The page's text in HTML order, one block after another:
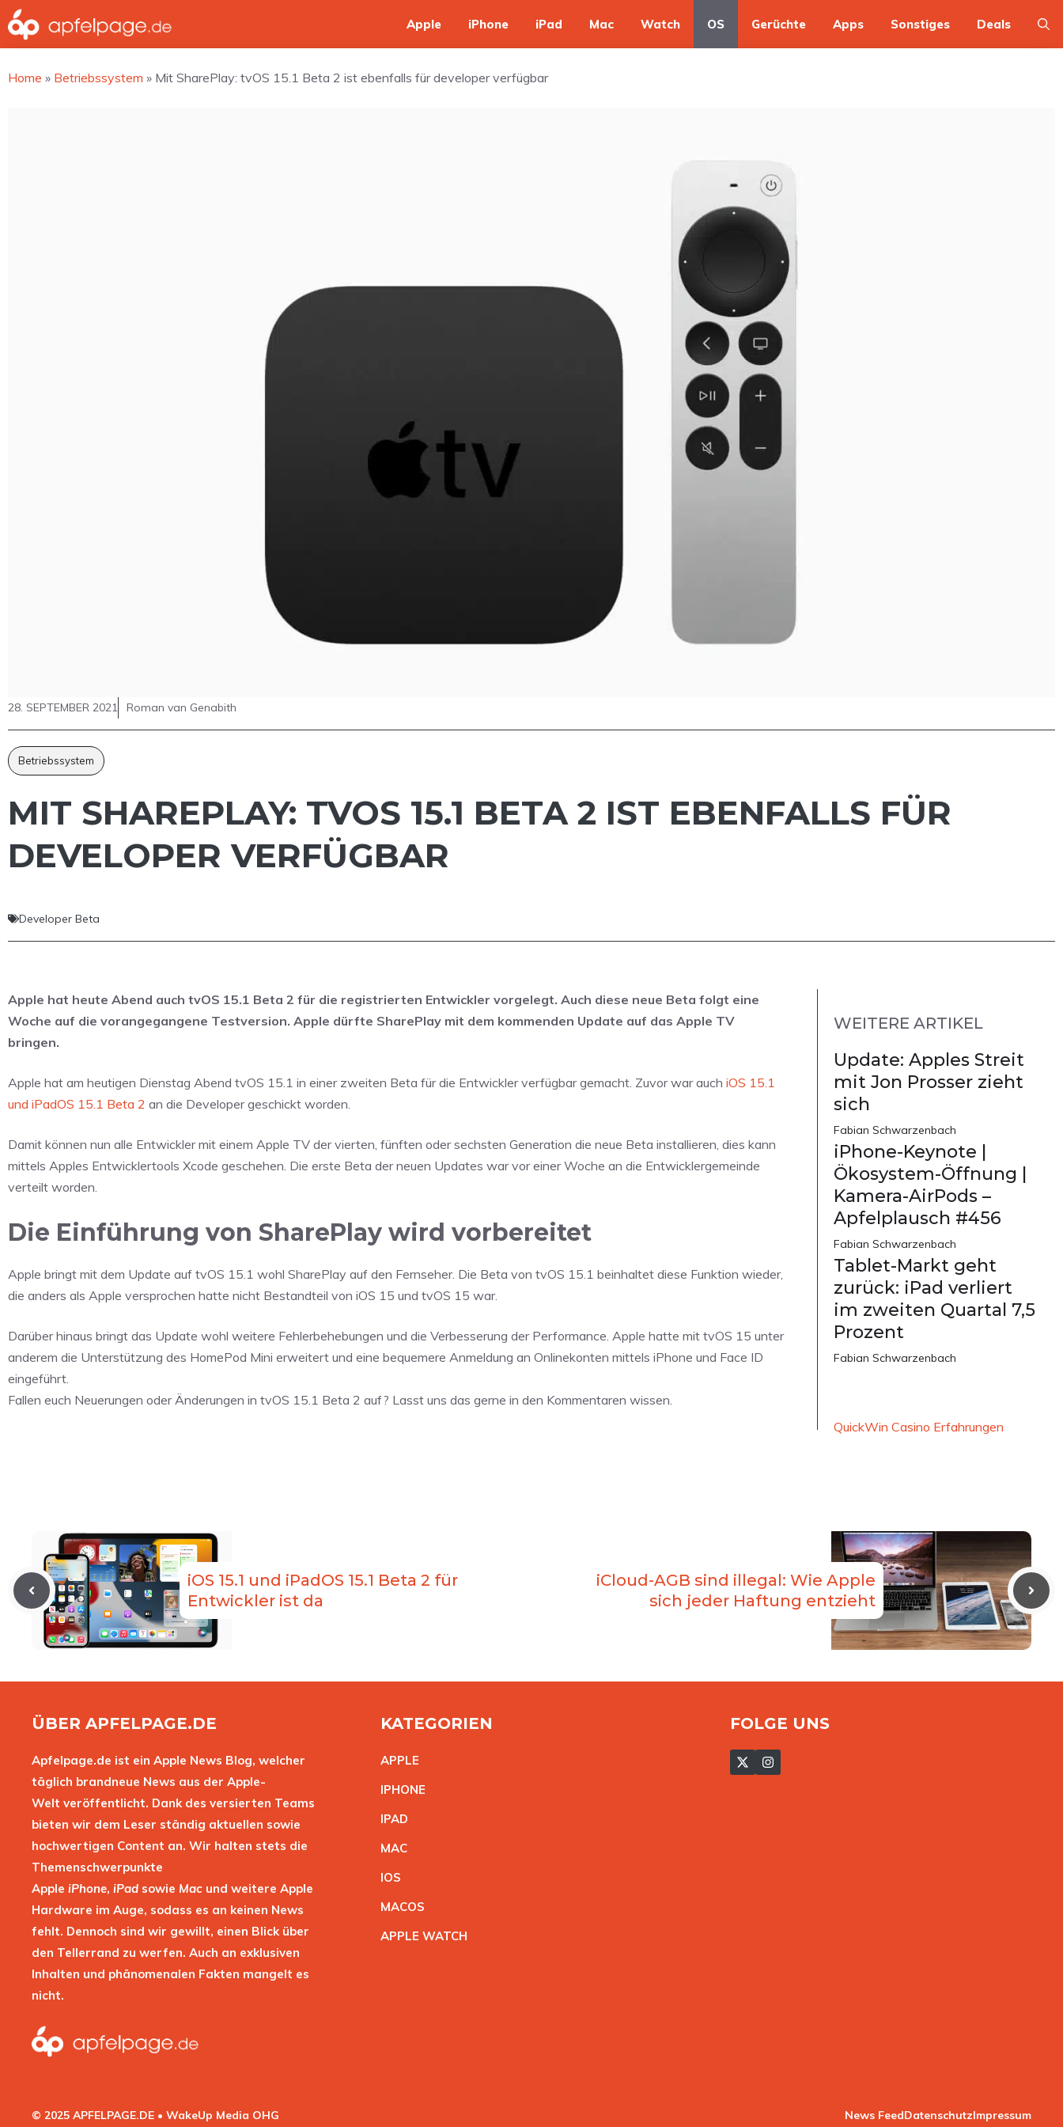
Zum
Inhalt
springen
Apple iPhone iPad Mac Watch OS Gerüchte Apps Sonstiges Deals
Home » Betriebssystem » Mit SharePlay: tvOS 15.1 Beta 2 ist ebenfalls für developer verfügbar
28. SEPTEMBER 2021 Roman van Genabith
Betriebssystem
MIT SHAREPLAY: TVOS 15.1 BETA 2 IST EBENFALLS FÜR
DEVELOPER VERFÜGBAR
Developer Beta
Apple hat heute Abend auch tvOS 15.1 Beta 2 für die registrierten Entwickler vorgelegt. Auch diese neue Beta folgt eine
Woche auf die vorangegangene Testversion. Apple dürfte SharePlay mit dem kommenden Update auf das Apple TV
bringen.
Apple hat am heutigen Dienstag Abend tvOS 15.1 in einer zweiten Beta für die Entwickler verfügbar gemacht. Zuvor war auch iOS 15.1
und iPadOS 15.1 Beta 2 an die Developer geschickt worden.
Damit können nun alle Entwickler mit einem Apple TV der vierten, fünften oder sechsten Generation die neue Beta installieren, dies kann
mittels Apples Entwicklertools Xcode geschehen. Die erste Beta der neuen Updates war vor einer Woche an die Entwicklergemeinde
verteilt worden.
Die Einführung von SharePlay wird vorbereitet
Apple bringt mit dem Update auf tvOS 15.1 wohl SharePlay auf den Fernseher. Die Beta von tvOS 15.1 beinhaltet diese Funktion wieder,
die anders als Apple versprochen hatte nicht Bestandteil von iOS 15 und tvOS 15 war.
Darüber hinaus bringt das Update wohl weitere Fehlerbehebungen und die Verbesserung der Performance. Apple hatte mit tvOS 15 unter
anderem die Unterstützung des HomePod Mini erweitert und eine bequemere Anmeldung an Onlinekonten mittels iPhone und Face ID
eingeführt.
Fallen euch Neuerungen oder Änderungen in tvOS 15.1 Beta 2 auf? Lasst uns das gerne in den Kommentaren wissen.
WEITERE ARTIKEL
Update: Apples Streit
mit Jon Prosser zieht
sich
Fabian Schwarzenbach
iPhone-Keynote |
Ökosystem-Öffnung |
Kamera-AirPods –
Apfelplausch #456
Fabian Schwarzenbach
Tablet-Markt geht
zurück: iPad verliert
im zweiten Quartal 7,5
Prozent
Fabian Schwarzenbach
QuickWin Casino Erfahrungen
iOS 15.1 und iPadOS 15.1 Beta 2 für
Entwickler ist da
iCloud-AGB sind illegal: Wie Apple
sich jeder Haftung entzieht
ÜBER APFELPAGE.DE
Apfelpage.de ist ein Apple News Blog, welcher
täglich brandneue News aus der Apple-
Welt veröffentlicht. Dank des versierten Teams
bieten wir dem Leser ständig aktuellen sowie
hochwertigen Content an. Wir halten stets die
Themenschwerpunkte
Apple iPhone, iPad sowie Mac und weitere Apple
Hardware im Auge, sodass es an keinen News
fehlt. Dennoch sind wir gewillt, einen Blick über
den Tellerrand zu werfen. Auch an exklusiven
Inhalten und phänomenalen Fakten mangelt es
nicht.
KATEGORIEN
APPLE
IPHONE
IPAD
MAC
IOS
MACOS
APPLE WATCH
FOLGE UNS
© 2025 APFELPAGE.DE • WakeUp Media OHG News FeedDatenschutzImpressum